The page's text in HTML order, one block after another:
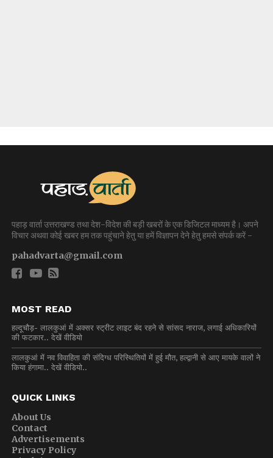
पहाड़ वार्ता उत्तराखण्ड तथा देश-विदेश की बड़ी खबरों के एक डिजिटल माध्यम है। अपने
विचार अथवा कोई खबर हम तक पहुंचाने हेतु या हमें विज्ञापन देने हेतु हमसे संपर्क करें -
pahadvarta@gmail.com
MOST READ
हल्दूचौड़- लालकुआं में अक्सर स्ट्रीट लाइट बंद रहने से सांसद नाराज, लगाई अधिकारियों
की फटकार.. देखें वीडियो
लालकुआं में नव विवाहिता की संदिग्ध परिस्थितियों में हुई मौत, हल्द्वानी से आए मायके वालों ने
किया हंगामा.. देखें वीडियो..
QUICK LINKS
About Us
Contact
Advertisements
Privacy Policy